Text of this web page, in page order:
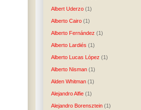
Albert Uderzo (1)
Alberto Cairo (1)
Alberto Fernández (1)
Alberto Lardiés (1)
Alberto Lucas López (1)
Alberto Nisman (1)
Alden Whitman (1)
Alejandro Alfie (1)
Alejandro Borensztein (1)